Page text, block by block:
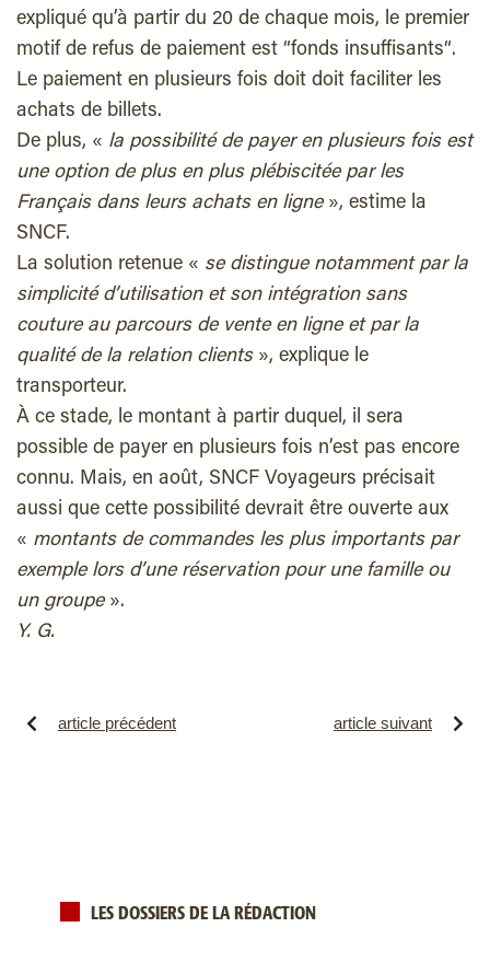
expliqué qu’à partir du 20 de chaque mois, le premier
motif de refus de paiement est “fonds insuffisants“.
Le paiement en plusieurs fois doit doit faciliter les
achats de billets.
De plus, « la possibilité de payer en plusieurs fois est
une option de plus en plus plébiscitée par les
Français dans leurs achats en ligne », estime la
SNCF.
La solution retenue « se distingue notamment par la
simplicité d’utilisation et son intégration sans
couture au parcours de vente en ligne et par la
qualité de la relation clients », explique le
transporteur.
À ce stade, le montant à partir duquel, il sera
possible de payer en plusieurs fois n’est pas encore
connu. Mais, en août, SNCF Voyageurs précisait
aussi que cette possibilité devrait être ouverte aux
« montants de commandes les plus importants par
exemple lors d’une réservation pour une famille ou
un groupe ».
Y. G.
article précédent article suivant
LES DOSSIERS DE LA RÉDACTION